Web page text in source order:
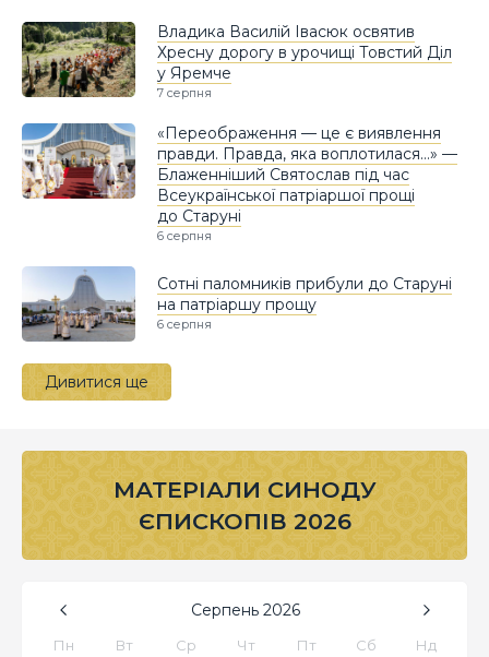
Владика Василій Івасюк освятив
Хресну дорогу в урочищі Товстий Діл
у Яремче
7 серпня
«Переображення — це є виявлення
правди. Правда, яка воплотилася…» —
Блаженніший Святослав під час
Всеукраїнської патріаршої прощі
до Старуні
6 серпня
Сотні паломників прибули до Старуні
на патріаршу прощу
6 серпня
Дивитися ще
МАТЕРІАЛИ СИНОДУ
ЄПИСКОПІВ 2026
Серпень 2026
Пн Вт Ср Чт Пт Сб Нд